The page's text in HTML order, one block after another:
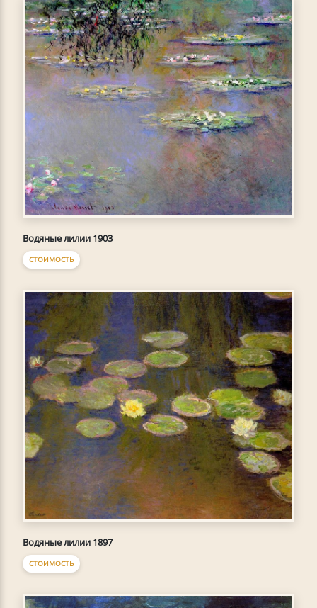
Водяные лилии 1903
СТОИМОСТЬ
Водяные лилии 1897
СТОИМОСТЬ